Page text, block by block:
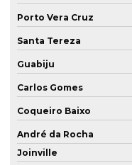
Porto Vera Cruz
Santa Tereza
Guabiju
Carlos Gomes
Coqueiro Baixo
André da Rocha
Joinville